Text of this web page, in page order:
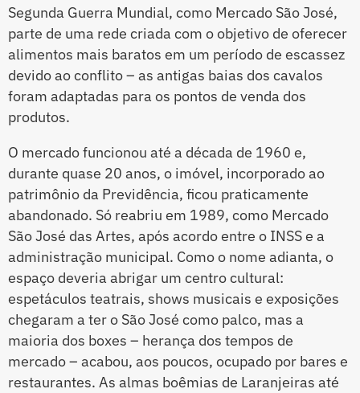
Segunda Guerra Mundial, como Mercado São José,
parte de uma rede criada com o objetivo de oferecer
alimentos mais baratos em um período de escassez
devido ao conflito – as antigas baias dos cavalos
foram adaptadas para os pontos de venda dos
produtos.
O mercado funcionou até a década de 1960 e,
durante quase 20 anos, o imóvel, incorporado ao
patrimônio da Previdência, ficou praticamente
abandonado. Só reabriu em 1989, como Mercado
São José das Artes, após acordo entre o INSS e a
administração municipal. Como o nome adianta, o
espaço deveria abrigar um centro cultural:
espetáculos teatrais, shows musicais e exposições
chegaram a ter o São José como palco, mas a
maioria dos boxes – herança dos tempos de
mercado – acabou, aos poucos, ocupado por bares e
restaurantes. As almas boêmias de Laranjeiras até